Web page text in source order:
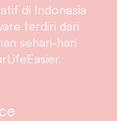
di Indonesia
terdiri dari
sehari-hari